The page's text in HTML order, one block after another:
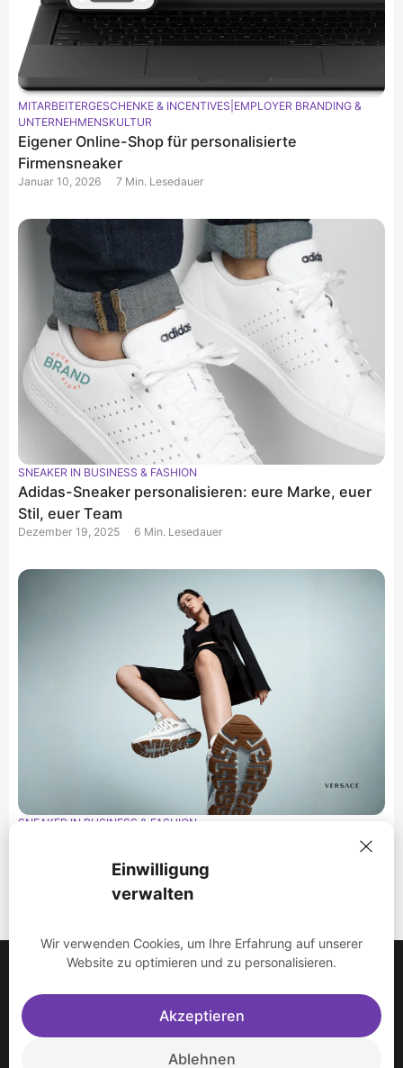
Einwilligung
verwalten
Wir verwenden Cookies, um Ihre Erfahrung auf unserer
Website zu optimieren und zu personalisieren.
Akzeptieren
Ablehnen
MITARBEITERGESCHENKE & INCENTIVES EMPLOYER BRANDING &
UNTERNEHMENSKULTUR
Eigener Online-Shop für personalisierte
Firmensneaker
Januar 10, 2026 7 Min. Lesedauer
SNEAKER IN BUSINESS & FASHION
Adidas-Sneaker personalisieren: eure Marke, euer
Stil, euer Team
Dezember 19, 2025 6 Min. Lesedauer
SNEAKER IN BUSINESS & FASHION
Sneaker in der Mode 2025: Der Shift zur Corporate
8 Min. Lesedauer
Über unsImpressum